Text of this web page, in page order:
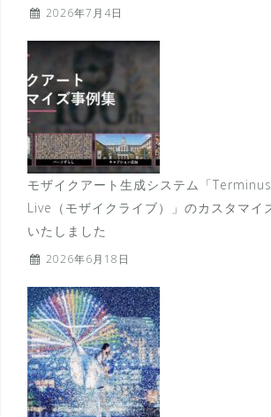
2026年7月4日
モザイクアート生成システム「
Live（モザイクライブ）」のカスタマイ
いたしました
2026年6月18日